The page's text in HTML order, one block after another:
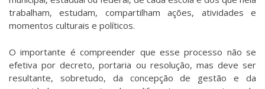
trabalham, estudam, compartilham ações, atividades e
momentos culturais e políticos.
O importante é compreender que esse processo não se
efetiva por decreto, portaria ou resolução, mas deve ser
resultante, sobretudo, da concepção de gestão e da